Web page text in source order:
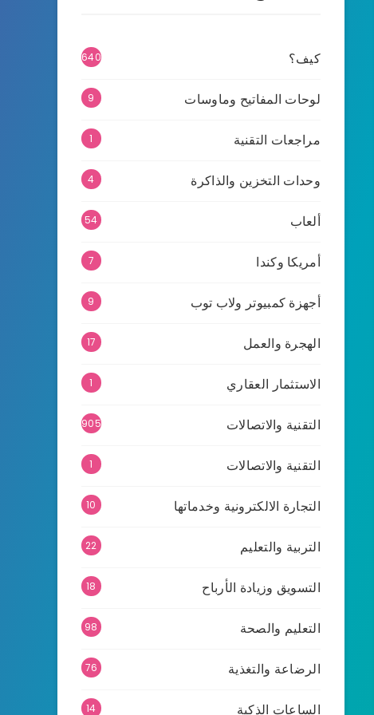
كيف؟ 640
لوحات المفاتيح وماوسات 9
مراجعات التقنية 1
وحدات التخزين والذاكرة 4
ألعاب 54
أمريكا وكندا 7
أجهزة كمبيوتر ولاب توب 9
الهجرة والعمل 17
الاستثمار العقاري 1
التقنية والاتصالات 905
التقنية والاتصالات 1
التجارة الالكترونية وخدماتها 10
التربية والتعليم 22
التسويق وزيادة الأرباح 18
التعليم والصحة 98
الرضاعة والتغذية 76
الساعات الذكية 14